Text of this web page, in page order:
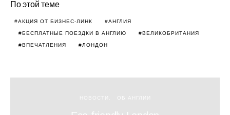
По этой теме
АКЦИЯ ОТ БИЗНЕС-ЛИНК АНГЛИЯ
БЕСПЛАТНЫЕ ПОЕЗДКИ В АНГЛИЮ ВЕЛИКОБРИТАНИЯ
ВПЕЧАТЛЕНИЯ ЛОНДОН
НОВОСТИ ОБ АНГЛИИ